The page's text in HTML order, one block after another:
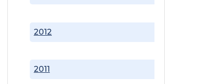
2011
2012